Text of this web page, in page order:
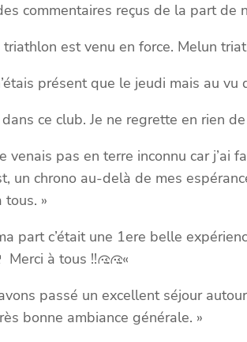
commentaires reçus de la part de
triathlon est venu en force. Melun
présent que le jeudi mais au
ce club. Je ne regrette en rien
venais pas en terre inconnu car
un chrono au-delà de mes
tous. »
part c’était une 1ere belle
Merci à tous !!
«
passé un excellent séjour
bonne ambiance générale. »